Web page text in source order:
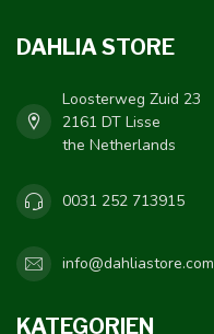
DAHLIA STORE
Loosterweg Zuid 23
2161 DT Lisse
the Netherlands
0031 252 713915
info@dahliastore.com
KATEGORIEN